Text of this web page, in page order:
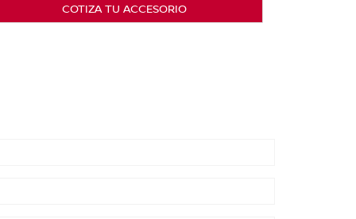
COTIZA TU ACCESORIO